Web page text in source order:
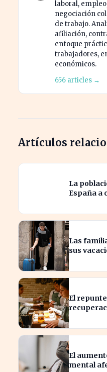
laboral,
negociación
de trabajo.
afiliación,
enfoque
trabajadores,
económicos.
656 articles →
Artículos
La
España a
Las
sus
El
El
mental